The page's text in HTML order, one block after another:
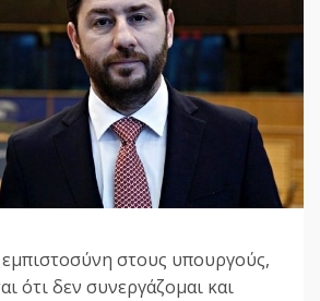
στους υπουργούς,
ότι δεν συνεργάζομαι και